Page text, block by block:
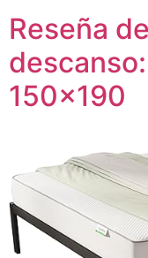
Reseña
150×190